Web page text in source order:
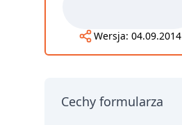
Wersja: 04.09.2014
Cechy formularza